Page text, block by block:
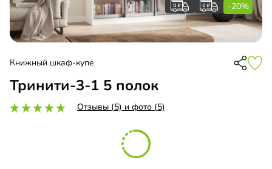
-20%
Книжный шкаф-купе
Тринити-3-1 5 полок
Отзывы (5) и фото (5)